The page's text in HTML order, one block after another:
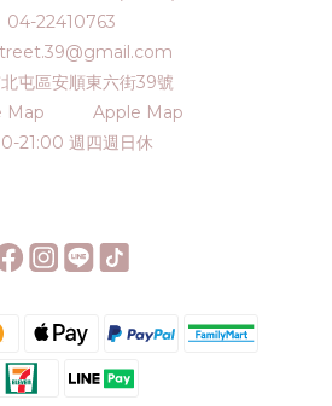
04-22410763
屯區安順東六街39號
Map
Apple Map
21:00 週四週日休